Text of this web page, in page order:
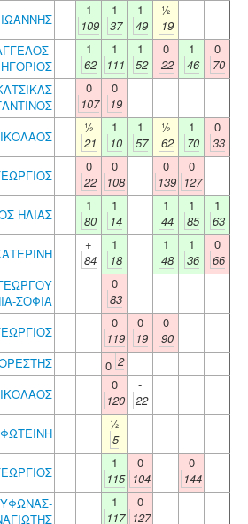
1
109
1
37
1
49
½
19
1
62
1
111
1
52
0
22
1
46
0
70
0
107
0
19
½
21
1
10
1
57
½
62
1
70
0
33
0
22
0
108
0
139
0
127
ΗΛΙΑΣ
1
80
1
14
1
44
1
85
1
63
+
84
1
18
1
48
1
36
0
66
ΣΟΦΙΑ
0
83
0
119
0
19
0
90
0 2
0
120
-
22
½
5
1
115
0
104
0
144
1
117
0
127